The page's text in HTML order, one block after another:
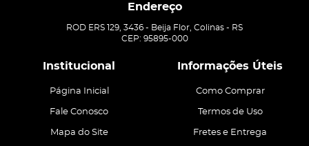
Endereço
ROD ERS 129, 3436 - Beija Flor, Colinas - RS
CEP: 95895-000
Institucional
Página Inicial
Fale Conosco
Mapa do Site
Informações Úteis
Como Comprar
Termos de Uso
Fretes e Entrega